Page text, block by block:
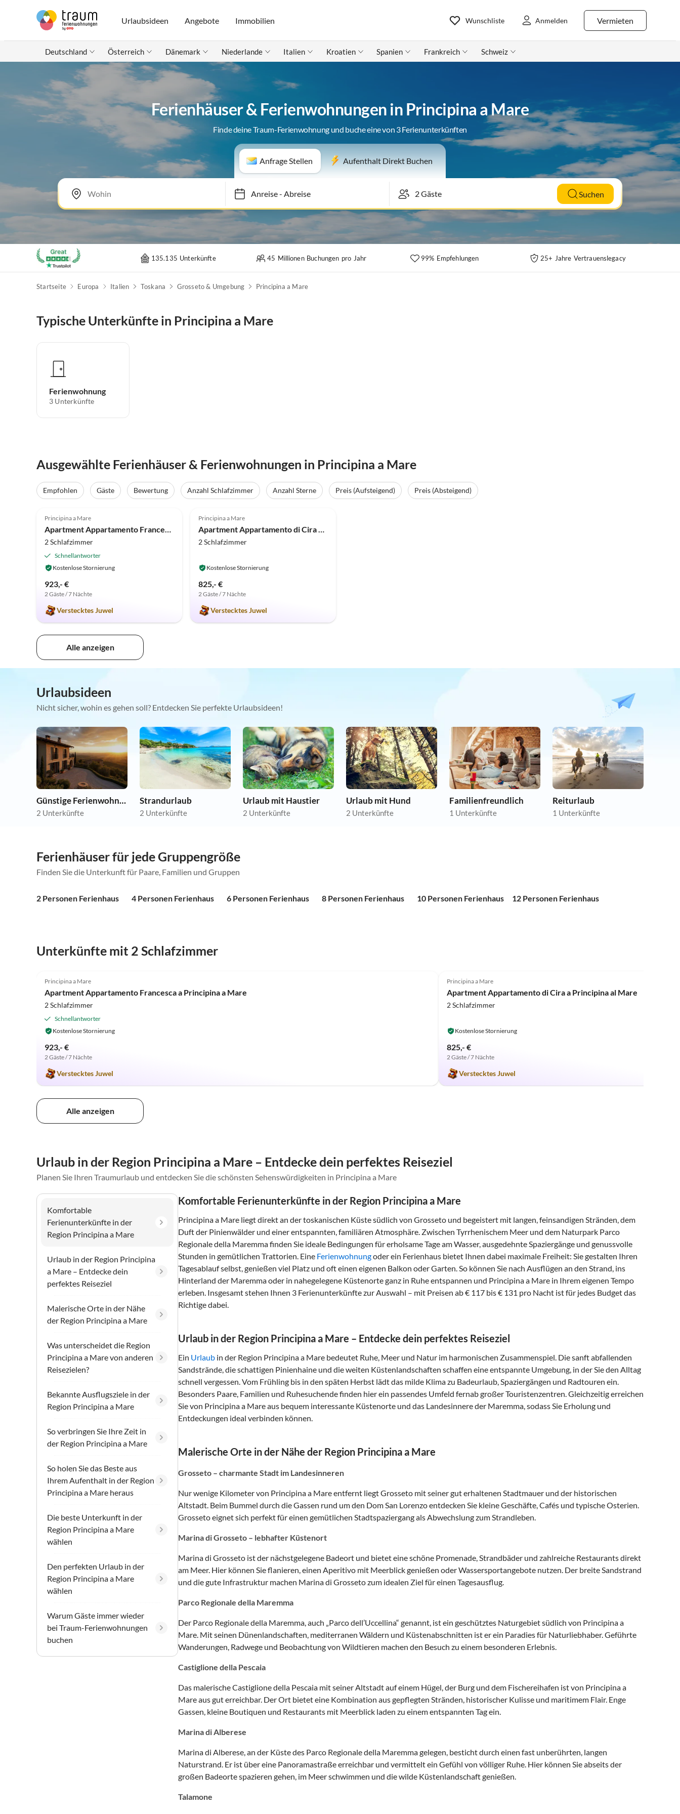
Urlaubsideen Angebote Immobilien Vermieten
Wunschliste Anmelden
Deutschland Österreich Dänemark Niederlande Italien Kroatien Spanien Frankreich Schweiz
Ferienhäuser & Ferienwohnungen in Principina a Mare
Finde deine Traum-Ferienwohnung und buche eine von 3 Ferienunterkünften
Anfrage Stellen Aufenthalt Direkt Buchen
Anreise-Abreise Suchen
135.135 Unterkünfte 45 Millionen Buchungen pro Jahr 99% Empfehlungen 25+ Jahre Vertrauenslegacy
Startseite Europa Italien Toskana Grosseto & Umgebung Principina a Mare
Typische Unterkünfte in Principina a Mare
Ferienwohnung
3 Unterkünfte
Ausgewählte Ferienhäuser & Ferienwohnungen in Principina a Mare
Empfohlen Gäste Bewertung Anzahl Schlafzimmer Anzahl Sterne Preis (Aufsteigend)
Preis (Absteigend)
Principina a Mare
Apartment Appartamento Francesca a Principina a Mare
2 Schlafzimmer
Schnellantworter
Kostenlose Stornierung
923,- €
2 Gäste / 7 Nächte
Verstecktes Juwel
Top-Inserat
Principina a Mare
Apartment Appartamento di Cira a Principina al Mare
2 Schlafzimmer
Kostenlose Stornierung
825,- €
2 Gäste / 7 Nächte
Verstecktes Juwel
Alle anzeigen
Urlaubsideen
Nicht sicher, wohin es gehen soll? Entdecken Sie perfekte Urlaubsideen!
Günstige Ferienwohnungen
2 Unterkünfte
Strandurlaub
2 Unterkünfte
Urlaub mit Haustier
2 Unterkünfte
Urlaub mit Hund
2 Unterkünfte
Familienfreundlich
1 Unterkünfte
Reiturlaub
1 Unterkünfte
Ferienhäuser für jede Gruppengröße
Finden Sie die Unterkunft für Paare, Familien und Gruppen
2 Personen Ferienhaus 4 Personen Ferienhaus 6 Personen Ferienhaus 8 Personen Ferienhaus 10 Personen Ferienhaus 12 Personen Ferienhaus
Unterkünfte mit 2 Schlafzimmer
Principina a Mare
Apartment Appartamento Francesca a Principina a Mare
2 Schlafzimmer
Schnellantworter
Kostenlose Stornierung
923,- €
2 Gäste / 7 Nächte
Verstecktes Juwel
Principina a Mare
Apartment Appartamento di Cira a Principina al Mare
2 Schlafzimmer
Kostenlose Stornierung
825,- €
2 Gäste / 7 Nächte
Verstecktes Juwel
Alle anzeigen
Urlaub in der Region Principina a Mare – Entdecke dein perfektes Reiseziel
Planen Sie Ihren Traumurlaub und entdecken Sie die schönsten Sehenswürdigkeiten in Principina a Mare
Komfortable
Ferienunterkünfte in der
Region Principina a Mare
Urlaub in der Region Principina
a Mare – Entdecke dein
perfektes Reiseziel
Malerische Orte in der Nähe
der Region Principina a Mare
Was unterscheidet die Region
Principina a Mare von anderen
Reisezielen?
Bekannte Ausflugsziele in der
Region Principina a Mare
So verbringen Sie Ihre Zeit in
der Region Principina a Mare
So holen Sie das Beste aus
Ihrem Aufenthalt in der Region
Principina a Mare heraus
Die beste Unterkunft in der
Region Principina a Mare
wählen
Den perfekten Urlaub in der
Region Principina a Mare
wählen
Warum Gäste immer wieder
bei Traum-Ferienwohnungen
buchen
Komfortable Ferienunterkünfte in der Region Principina a Mare
Principina a Mare liegt direkt an der toskanischen Küste südlich von Grosseto und begeistert mit langen, feinsandigen Stränden, dem
Duft der Pinienwälder und einer entspannten, familiären Atmosphäre. Zwischen Tyrrhenischem Meer und dem Naturpark Parco
Regionale della Maremma finden Sie ideale Bedingungen für erholsame Tage am Wasser, ausgedehnte Spaziergänge und genussvolle
Stunden in gemütlichen Trattorien. Eine Ferienwohnungoder ein Ferienhaus bietet Ihnen dabei maximale Freiheit: Sie gestalten Ihren
Tagesablauf selbst, genießen viel Platz und oft einen eigenen Balkon oder Garten. So können Sie nach Ausflügen an den Strand, ins
Hinterland der Maremma oder in nahegelegene Küstenorte ganz in Ruhe entspannen und Principina a Mare in Ihrem eigenen Tempo
erleben. Insgesamt stehen Ihnen 3 Ferienunterkünfte zur Auswahl – mit Preisen ab € 117 bis € 131 pro Nacht ist für jedes Budget das
Richtige dabei.
Urlaub in der Region Principina a Mare – Entdecke dein perfektes Reiseziel
Ein Urlaub in der Region Principina a Mare bedeutet Ruhe, Meer und Natur im harmonischen Zusammenspiel. Die sanft abfallenden
Sandstrände, die schattigen Pinienhaine und die weiten Küstenlandschaften schaffen eine entspannte Umgebung, in der Sie den Alltag
schnell vergessen. Vom Frühling bis in den späten Herbst lädt das milde Klima zu Badeurlaub, Spaziergängen und Radtouren ein.
Besonders Paare, Familien und Ruhesuchende finden hier ein passendes Umfeld fernab großer Touristenzentren. Gleichzeitig erreichen
Sie von Principina a Mare aus bequem interessante Küstenorte und das Landesinnere der Maremma, sodass Sie Erholung und
Entdeckungen ideal verbinden können.
Malerische Orte in der Nähe der Region Principina a Mare
Grosseto – charmante Stadt im Landesinneren
Nur wenige Kilometer von Principina a Mare entfernt liegt Grosseto mit seiner gut erhaltenen Stadtmauer und der historischen
Altstadt. Beim Bummel durch die Gassen rund um den Dom San Lorenzo entdecken Sie kleine Geschäfte, Cafés und typische Osterien.
Grosseto eignet sich perfekt für einen gemütlichen Stadtspaziergang als Abwechslung zum Strandleben.
Marina di Grosseto – lebhafter Küstenort
Marina di Grosseto ist der nächstgelegene Badeort und bietet eine schöne Promenade, Strandbäder und zahlreiche Restaurants direkt
am Meer. Hier können Sie flanieren, einen Aperitivo mit Meerblick genießen oder Wassersportangebote nutzen. Der breite Sandstrand
und die gute Infrastruktur machen Marina di Grosseto zum idealen Ziel für einen Tagesausflug.
Parco Regionale della Maremma
Der Parco Regionale della Maremma, auch „Parco dell’Uccellina“ genannt, ist ein geschütztes Naturgebiet südlich von Principina a
Mare. Mit seinen Dünenlandschaften, mediterranen Wäldern und Küstenabschnitten ist er ein Paradies für Naturliebhaber. Geführte
Wanderungen, Radwege und Beobachtung von Wildtieren machen den Besuch zu einem besonderen Erlebnis.
Castiglione della Pescaia
Das malerische Castiglione della Pescaia mit seiner Altstadt auf einem Hügel, der Burg und dem Fischereihafen ist von Principina a
Mare aus gut erreichbar. Der Ort bietet eine Kombination aus gepflegten Stränden, historischer Kulisse und maritimem Flair. Enge
Gassen, kleine Boutiquen und Restaurants mit Meerblick laden zu einem entspannten Tag ein.
Marina di Alberese
Marina di Alberese, an der Küste des Parco Regionale della Maremma gelegen, besticht durch einen fast unberührten, langen
Naturstrand. Er ist über eine Panoramastraße erreichbar und vermittelt ein Gefühl von völliger Ruhe. Hier können Sie abseits der
großen Badeorte spazieren gehen, im Meer schwimmen und die wilde Küstenlandschaft genießen.
Talamone